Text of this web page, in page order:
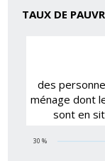
TAUX DE
des
ménage dont
sont en
30 %